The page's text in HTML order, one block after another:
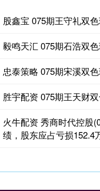
股鑫宝 075期王守礼双
毅鸣天汇 075期石浩双
忠泰策略 075期宋溪双
胜宇配资 075期王天财
火牛配资 秀商时代控股
绩，股东应占亏损152.4